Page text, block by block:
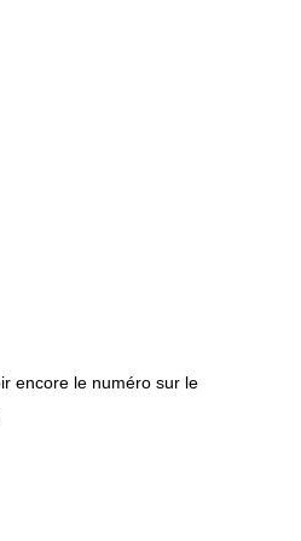
encore le numéro sur le